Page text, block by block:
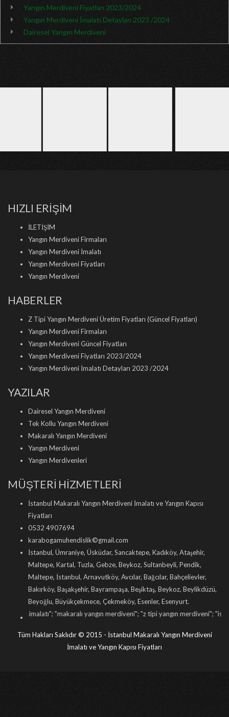
Yangın Merdiveni Fiyatları 2023/2024
Yangın Merdiveni İmalatı Detayları 2023 /2024
Dairesel Yangın Merdiveni
HIZLI ERİŞİM
İLETİŞİM
Yangın Merdiveni Firmaları
Yangın Merdiveni İmalatı
Yangın Merdiveni Fiyatları
Yangın Merdiveni
HABERLER
Z Tipi Yangın Merdiveni Üretim Fiyatları (Güncel Fiyatları)
Yangın Merdiveni Firmaları
Yangın Merdiveni Güncel Fiyatları
Yangın Merdiveni Fiyatları 2023/2024
Yangın Merdiveni İmalatı Detayları 2023 /2024
YAZILAR
Dairesel Yangın Merdiveni
Tek Kollu Yangın Merdiveni
Makaralı Yangın Merdiveni
Yangın Merdiveni
Yangın Merdivenleri
MÜŞTERİ HİZMETLERİ
İstanbul Makaralı Yangın Merdiveni İmalatı ve Yangın Kapısı
Fiyatları
0532 4907694
karabogamuhendislik©gmail.com
İstanbul, Ümraniye, Üsküdar, Sancaktepe, Kadıköy, Ataşehir,
Maltepe, Kartal, Tuzla, Gebze, Beykoz, Sultanbeyli, Pendik,
Maltepe, İstanbul, Arnavutköy, Avcılar, Bağcılar, Bahçelievler,
Bakırköy, Başakşehir, Bayrampaşa, Beşiktaş, Beykoz, Beylikdüzü,
Beyoğlu, Büyükçekmece, Çekmeköy, Esenler, Esenyurt.
makaralı yangın merdiveni"; " z tipi yangın merdiveni"; " istanbul yangın
Tüm Hakları Saklıdır © 2015 - İstanbul Makaralı Yangın Merdiveni
İmalatı ve Yangın Kapısı Fiyatları